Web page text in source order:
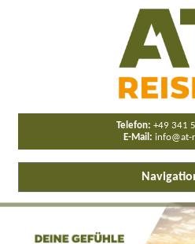
Telefon: +49 341
E-Mail: info@at-